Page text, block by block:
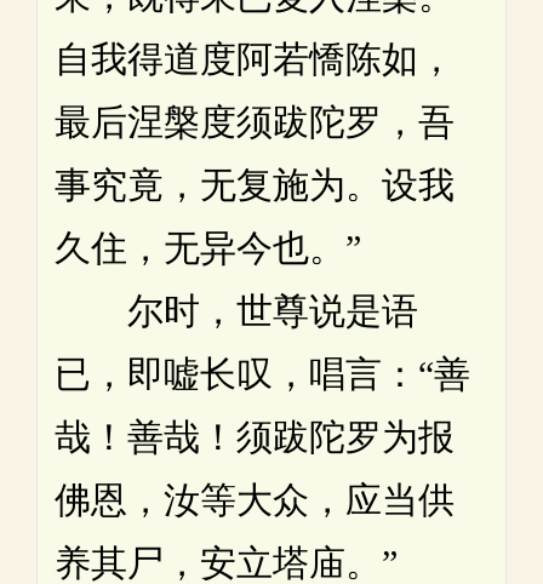
自我得道度阿若憍陈如，
最后涅槃度须跋陀罗，吾
事究竟，无复施为。设我
久住，无异今也。”
尔时，世尊说是语
已，即嘘长叹，唱言：“善
哉！善哉！须跋陀罗为报
佛恩，汝等大众，应当供
养其尸，安立塔庙。”